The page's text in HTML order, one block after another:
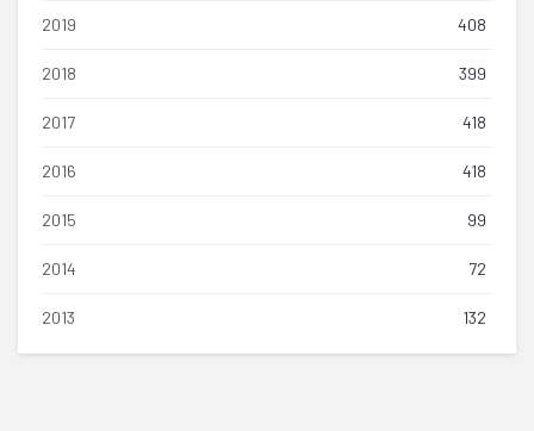
2019 408
2018 399
2017 418
2016 418
2015 99
2014 72
2013 132